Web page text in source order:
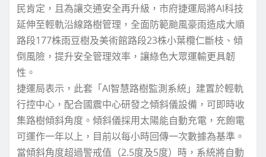
民肯定，且為讓交通安全再升級，市府捷運局將AI科技
延伸至輕軌沿線路樹管理，全面防範颱風豪雨造成大順
路段177株雨豆樹及美術館路段23株小葉欖仁斷枝、傾
倒風險，提升安全管理效率，讓綠色大眾運輸更具韌
性。
捷運局表示，此套「AI智慧路樹監測系統」建置於輕軌
行控中心，配合國震中心研發之傾斜儀設備，可即時收
集路樹傾斜角度。傾斜儀採用太陽能自動充電，充飽電
可運作一年以上，目前以每小時回傳一次數據為基準。
當傾斜角度超過警戒值（2.5度及5度）時，系統將自動